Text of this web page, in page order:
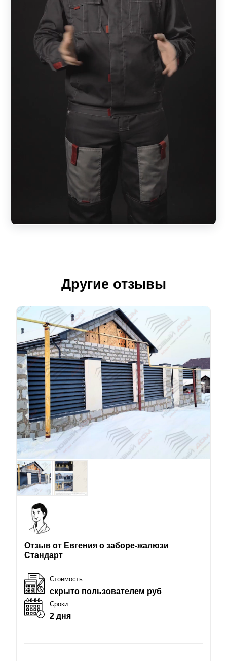
Другие отзывы
Отзыв от Евгения о заборе-жалюзи
Стандарт
Стоимость
скрыто пользователем руб
Сроки
2 дня